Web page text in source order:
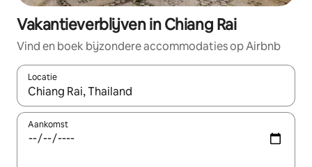
Vakantieverblijven in Chiang Rai
Vind en boek bijzondere accommodaties op Airbnb
Locatie
Wanneer er resultaten beschikbaar zijn, maak je een keuze
Aankomst